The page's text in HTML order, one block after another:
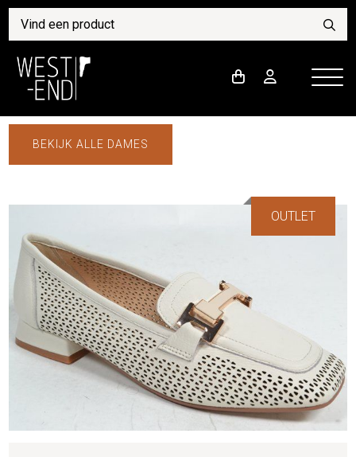
BEKIJK ALLE DAMES
OUTLET